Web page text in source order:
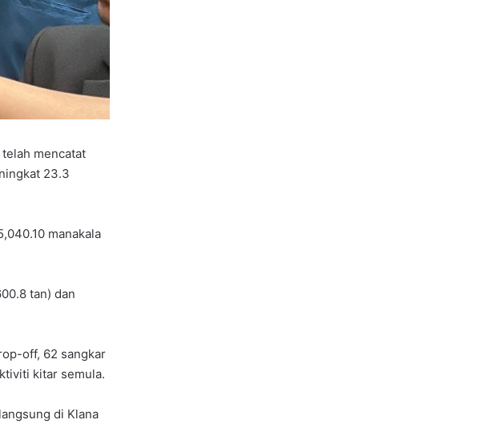
mencatat
23.3
manakala
tan) dan
off, 62 sangkar
kitar semula.
di Klana